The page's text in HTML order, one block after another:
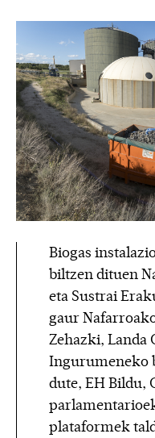
Biogas
biltzen dituen
eta Sustrai
gaur
Zehazki, Landa
Ingurumeneko
dute, EH Bildu,
plataformek